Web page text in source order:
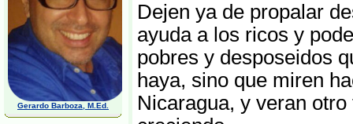
Gerardo Barboza, M.Ed.
Dejen ya de propalar
ayuda a los ricos y
pobres y desposeidos
haya, sino que miren
Nicaragua, y veran